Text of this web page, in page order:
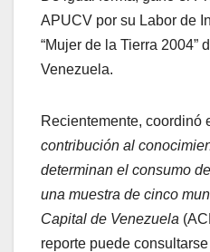
APUCV por su Labor de
“Mujer de la Tierra 2004”
Venezuela.
Recientemente, coordinó
contribución al
determinan el consumo
una muestra de cinco
Capital de Venezuela
reporte puede consultarse